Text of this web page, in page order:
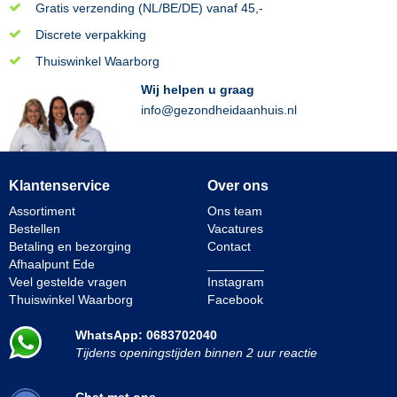
2019-09-24 14:00:01
geverifieerde koper
Everyday Bio-Kult 120 capsules
gebruik het om yoghourt te maken, in combinaie met probiotica
poeder (zie boven), of bij moeilijke stoelgang. Uiterst tevreden
Y.E. Stokkel, Ede
2019-07-04 23:21:24
Dit is goede probiatica waarbij ik daadwerkelijk minder last van
mijn darmen heb.
Anoniem, Lent
2019-06-07 10:56:49
Beoordeling:
Everyday Bio-Kult 60 capsules
Ik heb het geadviseerd gekregen van een arts, maar heb zelf
Gratis verzending (NL/BE/DE) vanaf 45,-
Discrete verpakking
Thuiswinkel Waarborg
Wij helpen u graag
info@gezondheidaanhuis.nl
Klantenservice
Assortiment
Bestellen
Betaling en bezorging
Afhaalpunt Ede
Veel gestelde vragen
Thuiswinkel Waarborg
Over ons
Ons team
Vacatures
Contact
Instagram
Facebook
WhatsApp: 0683702040
Tijdens openingstijden binnen 2 uur reactie